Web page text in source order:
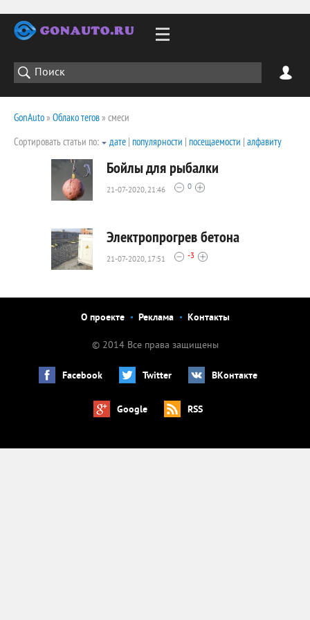
GonAuto» Облако тегов» смеси
Сортировать статьи по:
дате | популярности | посещаемости | алфавиту
Бойлы для рыбалки
21-07-2020, 21:46 0
Электропрогрев бетона
21-07-2020, 17:51 -3
О проекте Реклама Контакты
© 2014 Все права защищены
Facebook Twitter ВКонтакте
Google RSS